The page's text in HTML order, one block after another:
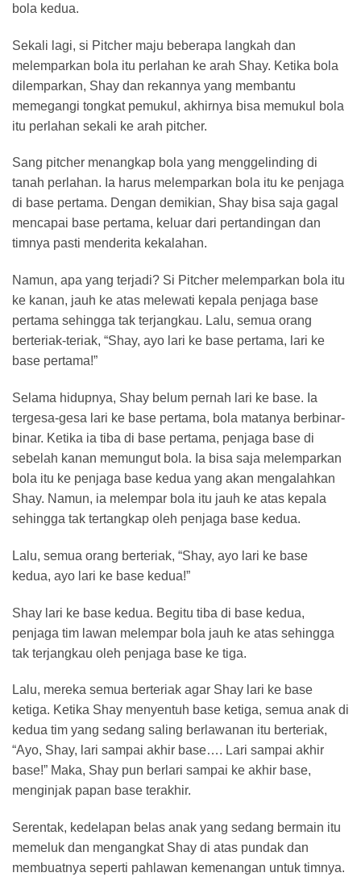
bola kedua.
Sekali lagi, si Pitcher maju beberapa langkah dan
melemparkan bola itu perlahan ke arah Shay. Ketika bola
dilemparkan, Shay dan rekannya yang membantu
memegangi tongkat pemukul, akhirnya bisa memukul bola
itu perlahan sekali ke arah pitcher.
Sang pitcher menangkap bola yang menggelinding di
tanah perlahan. Ia harus melemparkan bola itu ke penjaga
di base pertama. Dengan demikian, Shay bisa saja gagal
mencapai base pertama, keluar dari pertandingan dan
timnya pasti menderita kekalahan.
Namun, apa yang terjadi? Si Pitcher melemparkan bola itu
ke kanan, jauh ke atas melewati kepala penjaga base
pertama sehingga tak terjangkau. Lalu, semua orang
berteriak-teriak, “Shay, ayo lari ke base pertama, lari ke
base pertama!”
Selama hidupnya, Shay belum pernah lari ke base. Ia
tergesa-gesa lari ke base pertama, bola matanya berbinar-
binar. Ketika ia tiba di base pertama, penjaga base di
sebelah kanan memungut bola. Ia bisa saja melemparkan
bola itu ke penjaga base kedua yang akan mengalahkan
Shay. Namun, ia melempar bola itu jauh ke atas kepala
sehingga tak tertangkap oleh penjaga base kedua.
Lalu, semua orang berteriak, “Shay, ayo lari ke base
kedua, ayo lari ke base kedua!”
Shay lari ke base kedua. Begitu tiba di base kedua,
penjaga tim lawan melempar bola jauh ke atas sehingga
tak terjangkau oleh penjaga base ke tiga.
Lalu, mereka semua berteriak agar Shay lari ke base
ketiga. Ketika Shay menyentuh base ketiga, semua anak di
kedua tim yang sedang saling berlawanan itu berteriak,
“Ayo, Shay, lari sampai akhir base…. Lari sampai akhir
base!” Maka, Shay pun berlari sampai ke akhir base,
menginjak papan base terakhir.
Serentak, kedelapan belas anak yang sedang bermain itu
memeluk dan mengangkat Shay di atas pundak dan
membuatnya seperti pahlawan kemenangan untuk timnya.